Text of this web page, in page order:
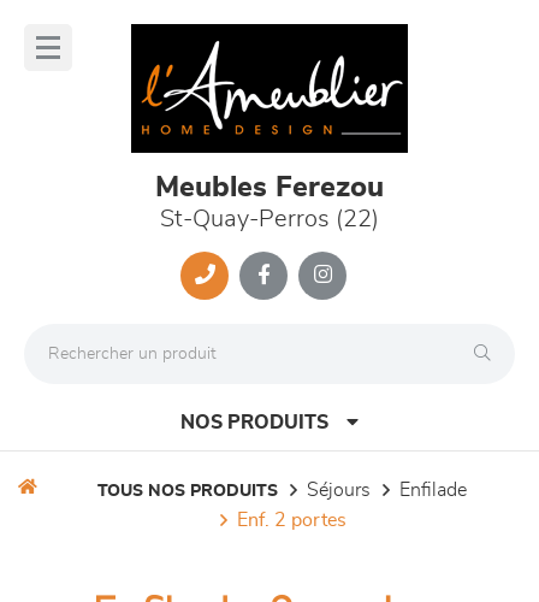
Meubles Ferezou
St-Quay-Perros (22)
NOS PRODUITS
TOUS NOS PRODUITS séjours
enfilade
enf. 2 portes